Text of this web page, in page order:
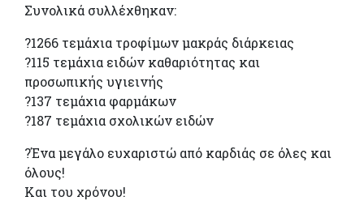
Συνολικά συλλέχθηκαν:
?1266 τεμάχια τροφίμων μακράς διάρκειας
?115 τεμάχια ειδών καθαριότητας και
προσωπικής υγιεινής
?137 τεμάχια φαρμάκων
?187 τεμάχια σχολικών ειδών
?Ένα μεγάλο ευχαριστώ από καρδιάς σε όλες και
όλους!
Και του χρόνου!